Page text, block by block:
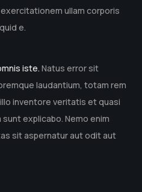
ullam corporis
e.
iste. Natus error sit
laudantium, totam rem
inventore veritatis et quasi
explicabo. Nemo enim
sit aspernatur aut odit aut